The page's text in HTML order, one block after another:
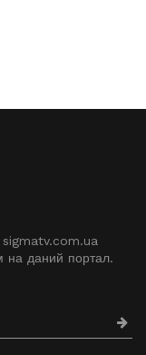
sigmatv.com.ua
на даний портал.